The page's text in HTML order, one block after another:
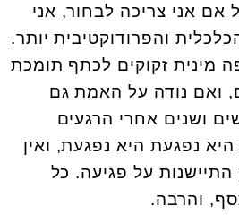
אם אני צריכה לבחור, אני
והפרודוקטיבית יותר.
מינית זקוקים לכתף תומכת
ואם נודה על האמת גם
ושנים אחרי הרגעים
נפגעת היא נפגעת, ואין
על פגיעה. כל
והרבה.